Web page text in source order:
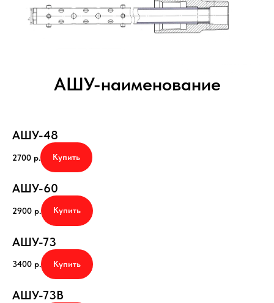
АШУ-наименование
АШУ-48
2700 р. Купить
АШУ-60
2900 р. Купить
АШУ-73
3400 р. Купить
АШУ-73B